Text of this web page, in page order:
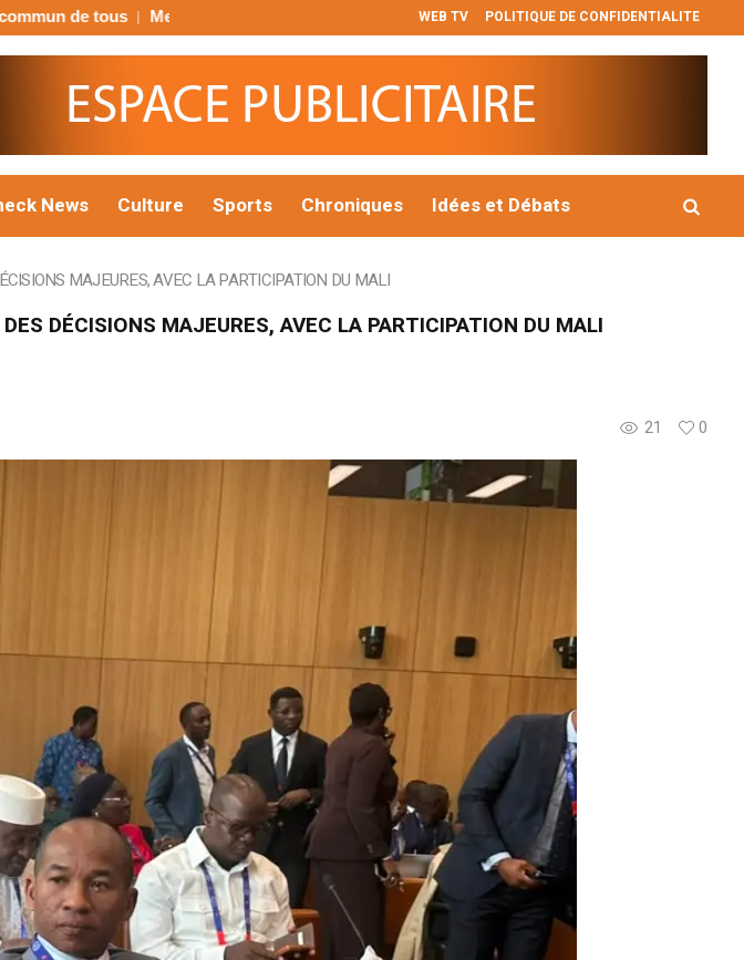
WEB TV POLITIQUE DE CONFIDENTIALITE
Sud : B2Gold décroche le permis qui pourrait prolonger la vie du Complexe Fekola au
News Culture Sports Chroniques Idées et Débats
MAJEURES, AVEC LA PARTICIPATION DU MALI
DÉCISIONS MAJEURES, AVEC LA PARTICIPATION DU MALI
21 0